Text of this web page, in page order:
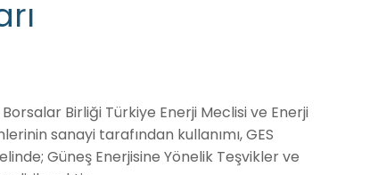
Birliği Türkiye Enerji Meclisi ve Enerji
sanayi tarafından kullanımı, GES
Güneş Enerjisine Yönelik Teşvikler ve